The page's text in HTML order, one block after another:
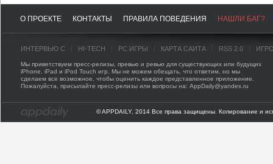
О ПРОЕКТЕ КОНТАКТЫ ПРАВИЛА ПОВЕДЕНИЯ НАШЛИ БАГ?
ИНТЕРВЬЮ С HI-TECH PC ИГРЫ КАРТА САЙТА RSS 2.0
Мы приветствуем пресс-релизы, превью и ревью для существующих или будущих
iPhone, iPad и iPod Touch игр. Мы не можем обещать, что ответим, но мы
сделаем все возможное, чтобы оценить каждое представленное приложение.
Пожалуйста, присылайте пресс-релизы или вопросы на: AppDaily@yandex.ru
© APPDAILY, 2014 Все права защищены. Копирование и